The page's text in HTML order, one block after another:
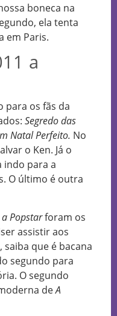
boneca na
ela tenta
em Paris.
a
para os fãs da
Segredo das
Natal Perfeito. No
o Ken. Já o
indo para a
O último é outra
Popstarforam os
assistir aos
, saiba que é bacana
segundo para
O segundo
deA